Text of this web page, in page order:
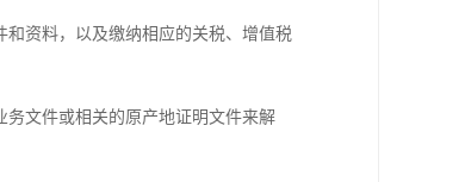
资料，以及缴纳相应的关税、增值税
文件或相关的原产地证明文件来解